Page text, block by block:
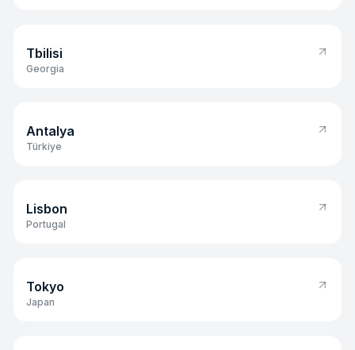
Tbilisi
Georgia
Antalya
Türkiye
Lisbon
Portugal
Tokyo
Japan